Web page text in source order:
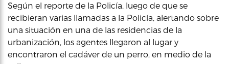
Según el reporte de la Policía, luego de que se
recibieran varias llamadas a la Policía, alertando sobre
una situación en una de las residencias de la
urbanización, los agentes llegaron al lugar y
encontraron el cadáver de un perro, en medio de la